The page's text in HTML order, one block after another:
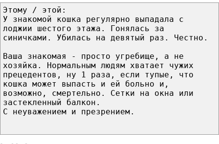
Этому / этой:
У знакомой кошка регулярно выпадала с
лоджии шестого этажа. Гонялась за
синичками. Убилась на девятый раз. Честно.
Ваша знакомая - просто угребище, а не
хозяйка. Нормальным людям хватает чужих
прецедентов, ну 1 раза, если тупые, что
кошка может выпасть и ей больно и,
возможно, смертельно. Сетки на окна или
застекленный балкон.
С неуважением и презрением.